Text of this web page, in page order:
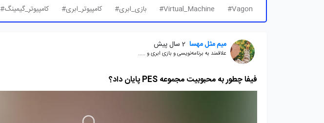
Vagon#
Virtual_Machine# بازی_ابری# کامپیوتر_ابری# کامپیوتر_گیمینگ#
میم مثل مهسا 2 سال پیش
علاقمند به برنامه‌نویسی و بازی ابری و .....
فیفا چطور به محبوبیت مجموعه PES پایان داد؟